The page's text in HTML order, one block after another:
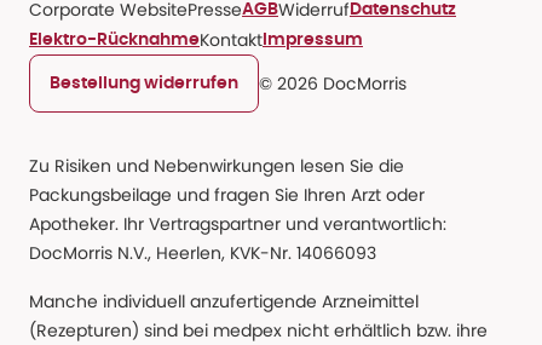
Corporate WebsitePresseAGBWiderruf Datenschutz
Elektro-RücknahmeKontakt Impressum
Bestellung widerrufen © 2026 DocMorris
Zu Risiken und Nebenwirkungen lesen Sie die
Packungsbeilage und fragen Sie Ihren Arzt oder
Apotheker. Ihr Vertragspartner und verantwortlich:
DocMorris N.V., Heerlen, KVK-Nr. 14066093
Manche individuell anzufertigende Arzneimittel
(Rezepturen) sind bei medpex nicht erhältlich bzw. ihre